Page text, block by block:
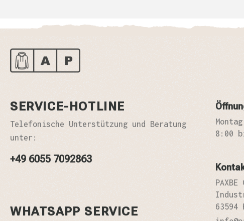
SERVICE-HOTLINE
Telefonische Unterstützung und Beratung
unter:
+49 6055 7092863
WHATSAPP SERVICE
8:00
PAXBE
63594